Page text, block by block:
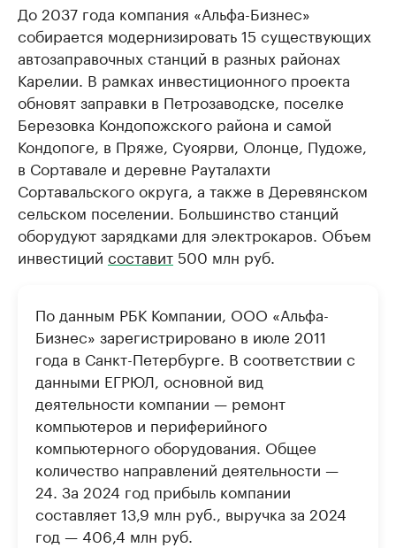
До 2037 года компания «Альфа-Бизнес»
собирается модернизировать 15 существующих
автозаправочных станций в разных районах
Карелии. В рамках инвестиционного проекта
обновят заправки в Петрозаводске, поселке
Березовка Кондопожского района и самой
Кондопоге, в Пряже, Суоярви, Олонце, Пудоже,
в Сортавале и деревне Рауталахти
Сортавальского округа, а также в Деревянском
сельском поселении. Большинство станций
оборудуют зарядками для электрокаров. Объем
инвестиций составит 500 млн руб.
По данным РБК Компании, ООО «Альфа-
Бизнес» зарегистрировано в июле 2011
года в Санкт-Петербурге. В соответствии с
данными ЕГРЮЛ, основной вид
деятельности компании — ремонт
компьютеров и периферийного
компьютерного оборудования. Общее
количество направлений деятельности —
24. За 2024 год прибыль компании
составляет 13,9 млн руб., выручка за 2024
год — 406,4 млн руб.